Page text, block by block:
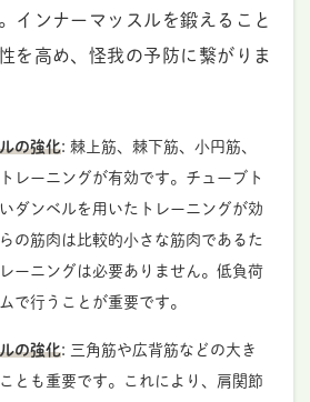
インナーマッスルを鍛えること
を高め、怪我の予防に繋がりま
の強化: 棘上筋、棘下筋、小円筋、
レーニングが有効です。チューブト
ダンベルを用いたトレーニングが効
の筋肉は比較的小さな筋肉であるた
ーニングは必要ありません。低負荷
で行うことが重要です。
の強化: 三角筋や広背筋などの大き
とも重要です。これにより、肩関節